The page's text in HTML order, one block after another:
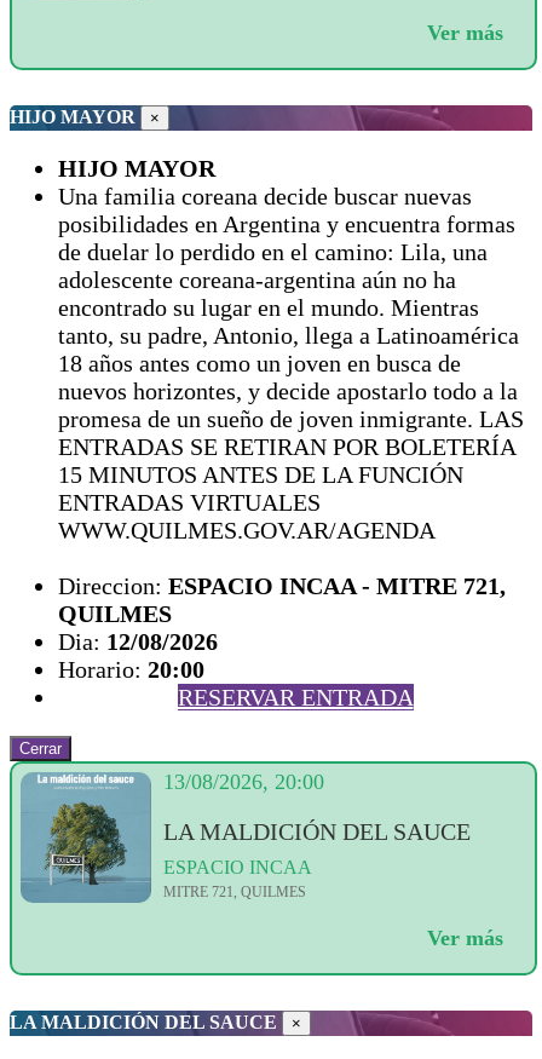
Ver más
HIJO MAYOR ×
HIJO MAYOR
Una familia coreana decide buscar nuevas
posibilidades en Argentina y encuentra formas
de duelar lo perdido en el camino: Lila, una
adolescente coreana-argentina aún no ha
encontrado su lugar en el mundo. Mientras
tanto, su padre, Antonio, llega a Latinoamérica
18 años antes como un joven en busca de
nuevos horizontes, y decide apostarlo todo a la
promesa de un sueño de joven inmigrante. LAS
ENTRADAS SE RETIRAN POR BOLETERÍA
15 MINUTOS ANTES DE LA FUNCIÓN
ENTRADAS VIRTUALES
WWW.QUILMES.GOV.AR/AGENDA
Direccion: ESPACIO INCAA - MITRE 721,
QUILMES
Dia: 12/08/2026
Horario: 20:00
RESERVAR ENTRADA
Cerrar
13/08/2026, 20:00
LA MALDICIÓN DEL SAUCE
ESPACIO INCAA
MITRE 721, QUILMES
Ver más
LA MALDICIÓN DEL SAUCE ×